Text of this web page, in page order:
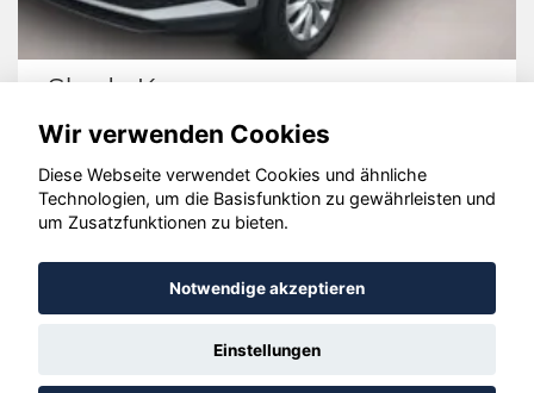
Volvo XC60
© konjunkturmotor.de GmbH 2020 - 2026
Wir verwenden Cookies
Diese Webseite verwendet Cookies und ähnliche
Technologien, um die Basisfunktion zu gewährleisten und
um Zusatzfunktionen zu bieten.
Notwendige akzeptieren
Einstellungen